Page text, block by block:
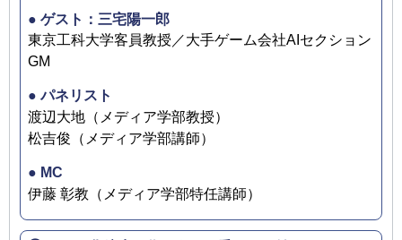
● ゲスト：三宅陽一郎
東京工科大学客員教授／大手ゲーム会社AIセクション
GM
● パネリスト
渡辺大地（メディア学部教授）
松吉俊（メディア学部講師）
● MC
伊藤 彰教（メディア学部特任講師）